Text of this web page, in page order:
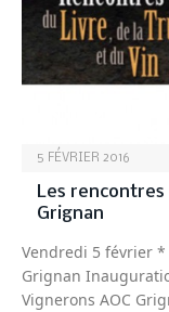
5 FÉVRIER 2016
Les rencontres
Grignan
Vendredi 5 février *
Grignan
Vignerons AOC